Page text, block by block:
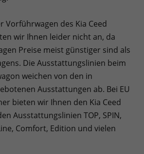
Vorführwagen des Kia Ceed
wir Ihnen leider nicht an, da
Preise meist günstiger sind als
Die Ausstattungslinien beim
weichen von den in
Ausstattungen ab. Bei EU
bieten wir Ihnen den Kia Ceed
Ausstattungslinien TOP, SPIN,
Comfort, Edition und vielen